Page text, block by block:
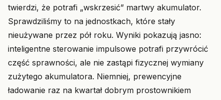
twierdzi, że potrafi „wskrzesić” martwy akumulator.
Sprawdziliśmy to na jednostkach, które stały
nieużywane przez pół roku. Wyniki pokazują jasno:
inteligentne sterowanie impulsowe potrafi przywrócić
część sprawności, ale nie zastąpi fizycznej wymiany
zużytego akumulatora. Niemniej, prewencyjne
ładowanie raz na kwartał dobrym prostownikiem